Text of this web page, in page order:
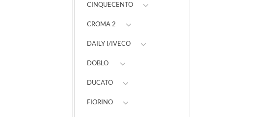
CINQUECENTO
CROMA 2
DAILY I/IVECO
DOBLO
DUCATO
FIORINO